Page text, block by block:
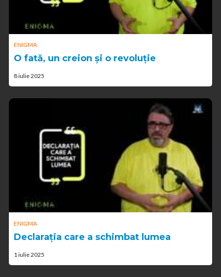
ENIGMA
O fată, un creion și o revoluție
8 iulie 2025
ENIGMA
Declarația care a schimbat lumea
1 iulie 2025